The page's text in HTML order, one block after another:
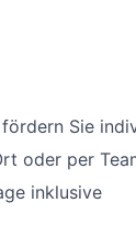
Sie
oder per
inklusive